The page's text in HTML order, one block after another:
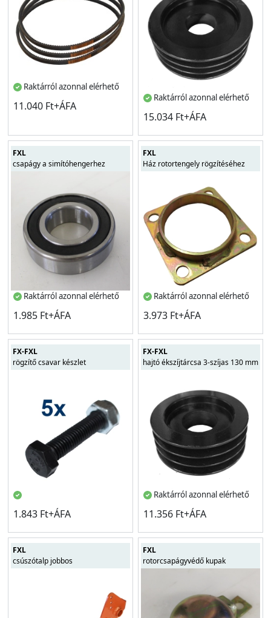
Raktárról azonnal elérhető
11.040 Ft+ÁFA
Raktárról azonnal elérhető
15.034 Ft+ÁFA
FXL
csapágy a simítóhengerhez
Raktárról azonnal elérhető
1.985 Ft+ÁFA
FXL
Ház rotortengely rögzítéséhez
Raktárról azonnal elérhető
3.973 Ft+ÁFA
FX-FXL
rögzítő csavar készlet
1.843 Ft+ÁFA
FX-FXL
hajtó ékszíjtárcsa 3-szíjas 130 mm
Raktárról azonnal elérhető
11.356 Ft+ÁFA
FXL
csúszótalp jobbos
FXL
rotorcsapágyvédő kupak